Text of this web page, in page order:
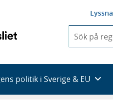
Lyssna
du
skriva
framträder
en
politik i Sverige & EU